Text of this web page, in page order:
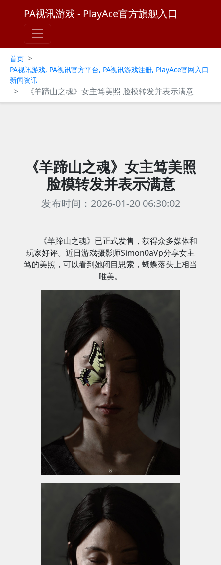
PA视讯游戏 - PlayAce官方旗舰入口
首页 >
PA视讯游戏, PA视讯官方平台, PA视讯游戏注册, PlayAce官网入口
新闻资讯
> 《羊蹄山之魂》女主笃美照 脸模转发并表示满意
《羊蹄山之魂》女主笃美照
脸模转发并表示满意
发布时间：2026-01-20 06:30:02
《羊蹄山之魂》已正式发售，获得众多媒体和
玩家好评。近日游戏摄影师Simon0aVp分享女主
笃的美照，可以看到她闭目思索，蝴蝶落头上相当
唯美。